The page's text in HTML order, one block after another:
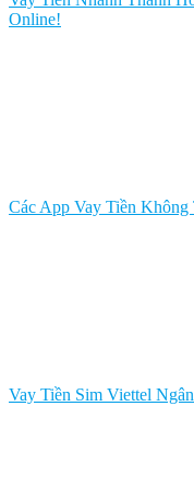
Online!
Các App Vay Tiền
Vay Tiền Sim Viettel